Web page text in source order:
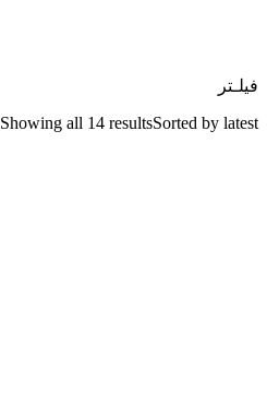
فیلـتر
Showing all 14 resultsSorted by latest